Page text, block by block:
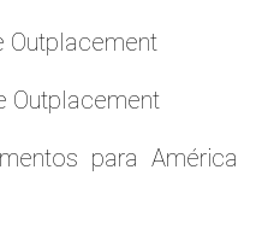
Outplacement
Outplacement
para América